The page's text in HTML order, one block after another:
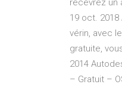
recevrez un
19 oct.
vérin, avec
gratuite,
2014
– Gratuit –